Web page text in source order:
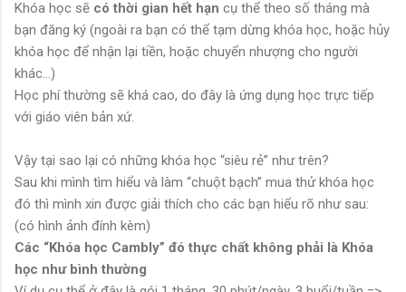
Khóa học sẽ có thời gian hết hạn cụ thể theo số tháng mà
bạn đăng ký (ngoài ra bạn có thể tạm dừng khóa học, hoặc hủy
khóa học để nhận lại tiền, hoặc chuyển nhượng cho người
khác...)
Học phí thường sẽ khá cao, do đây là ứng dụng học trực tiếp
với giáo viên bản xứ.
Vậy tại sao lại có những khóa học “siêu rẻ” như trên?
Sau khi mình tìm hiểu và làm “chuột bạch” mua thử khóa học
đó thì mình xin được giải thích cho các bạn hiểu rõ như sau:
(có hình ảnh đính kèm)
Các “Khóa học Cambly” đó thực chất không phải là Khóa
học như bình thường